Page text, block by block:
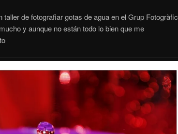
taller de fotografiar gotas de agua en el Grup Fotogràfic
y aunque no están todo lo bien que me